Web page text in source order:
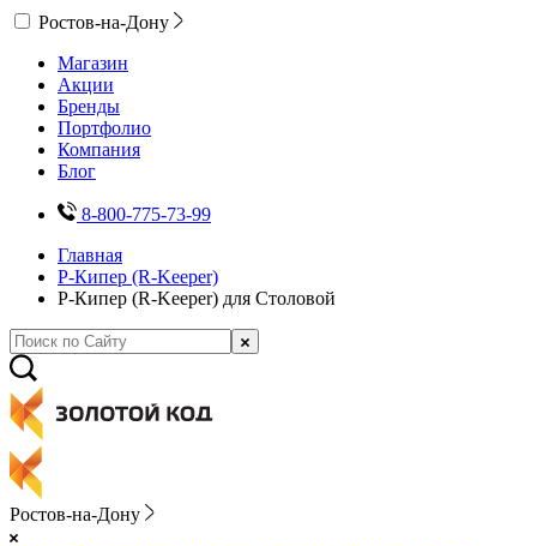
Ростов-на-Дону
Магазин
Акции
Бренды
Портфолио
Компания
Блог
8-800-775-73-99
Главная
Р-Кипер (R-Keeper)
Р-Кипер (R-Keeper) для Столовой
Ростов-на-Дону